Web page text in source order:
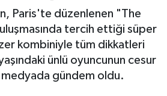
Paris'te düzenlenen "The
tercih ettiği süper
kombiniyle tüm dikkatleri
ünlü oyuncunun cesur
medyada gündem oldu.